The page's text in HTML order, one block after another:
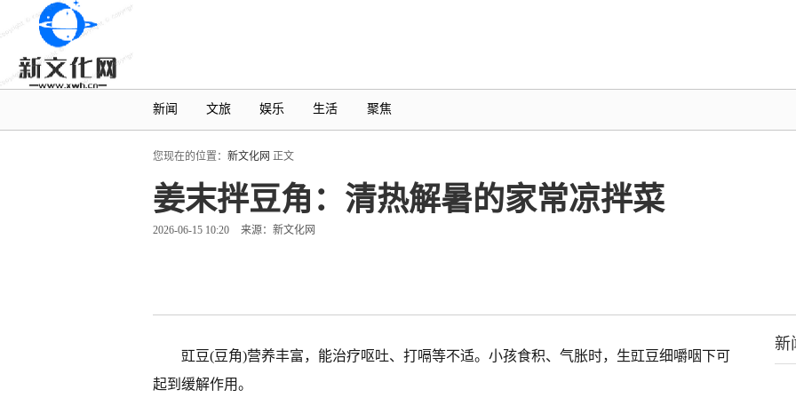
新闻 文旅 娱乐 生活 聚焦
您现在的位置： 新文化网 正文
姜末拌豆角：清热解暑的家常凉拌菜
2026-06-15 10:20 来源：新文化网
豇豆(豆角)营养丰富，能治疗呕吐、打嗝等不适。小孩食积、气胀时，生豇豆细嚼咽下可
起到缓解作用。
新